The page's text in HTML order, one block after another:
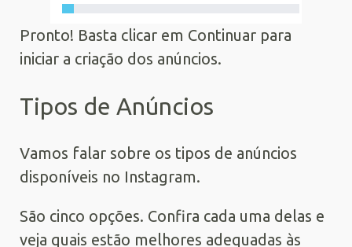
Pronto! Basta clicar em Continuar para
iniciar a criação dos anúncios.
Tipos de Anúncios
Vamos falar sobre os tipos de anúncios
disponíveis no Instagram.
São cinco opções. Confira cada uma delas e
veja quais estão melhores adequadas às